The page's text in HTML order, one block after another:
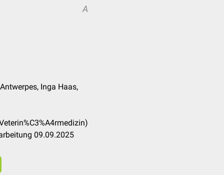
A
Inga Haas,
09.09.2025